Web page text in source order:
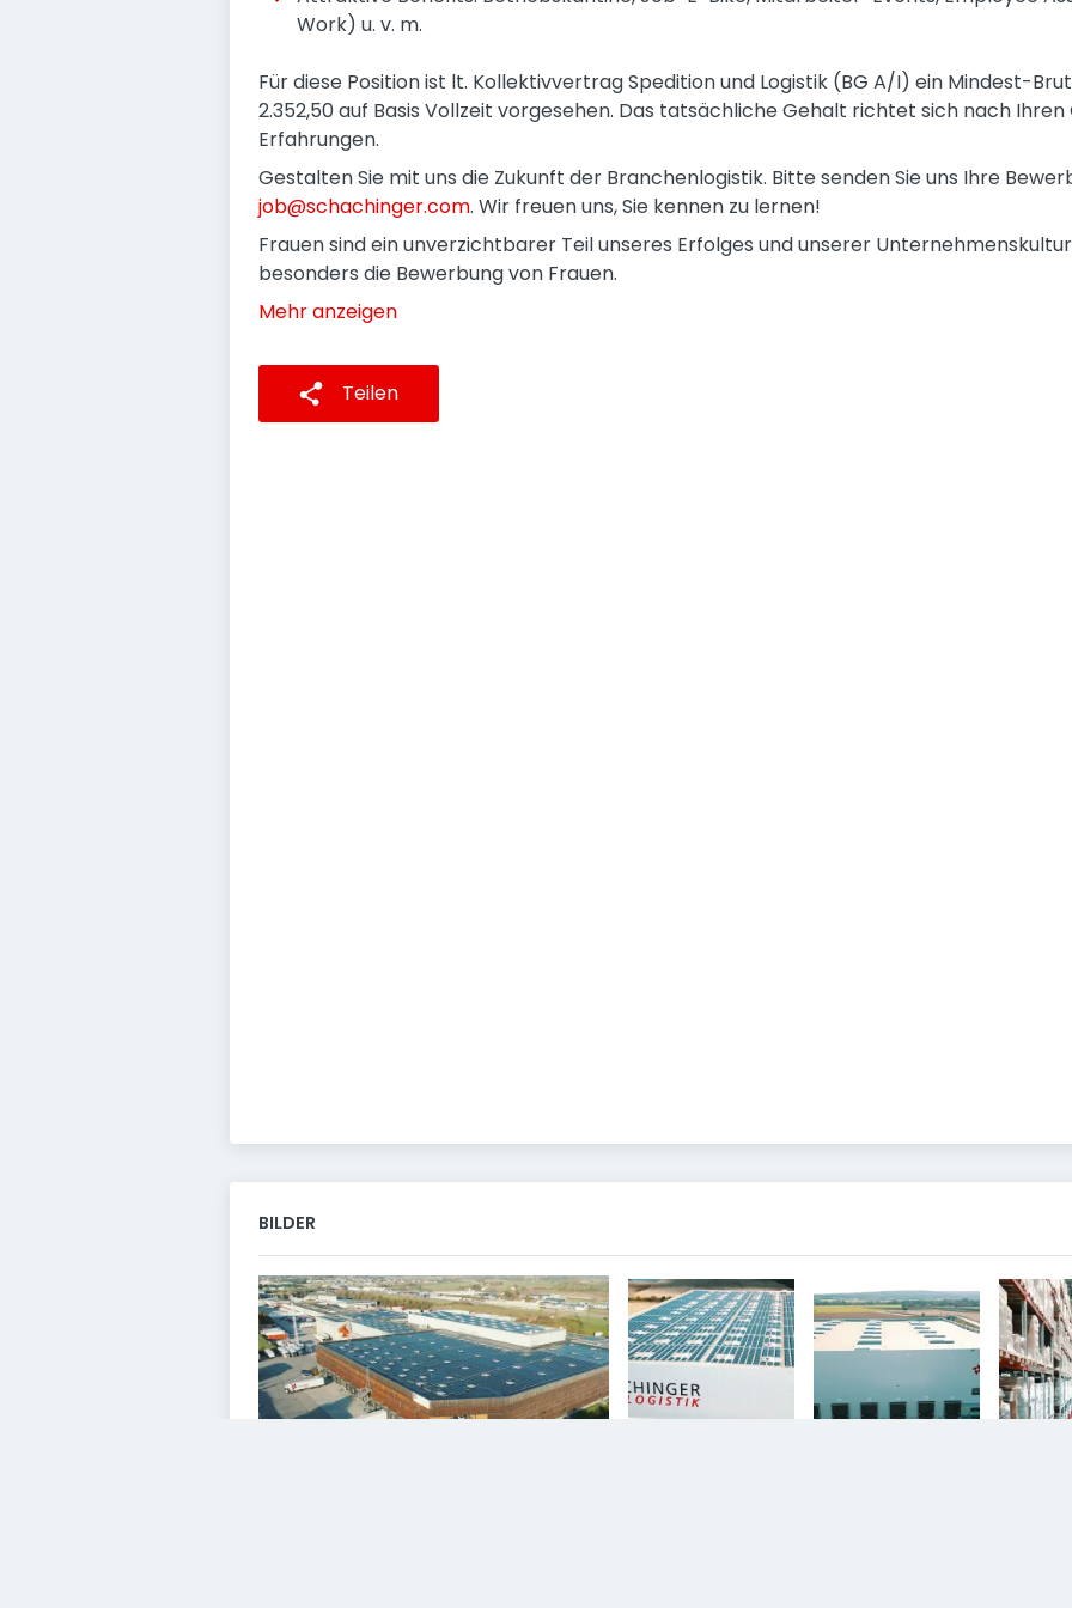
Work) u. v. m.
Für diese Position ist lt. Kollektivvertrag Spedition und Logistik (BG A/I) ein Mindest-
2.352,50 auf Basis Vollzeit vorgesehen. Das tatsächliche Gehalt richtet sich nach
Erfahrungen.
Gestalten Sie mit uns die Zukunft der Branchenlogistik. Bitte senden Sie uns Ihre
job@schachinger.com. Wir freuen uns, Sie kennen zu lernen!
Frauen sind ein unverzichtbarer Teil unseres Erfolges und unserer
besonders die Bewerbung von Frauen.
Mehr anzeigen
Teilen
BILDER